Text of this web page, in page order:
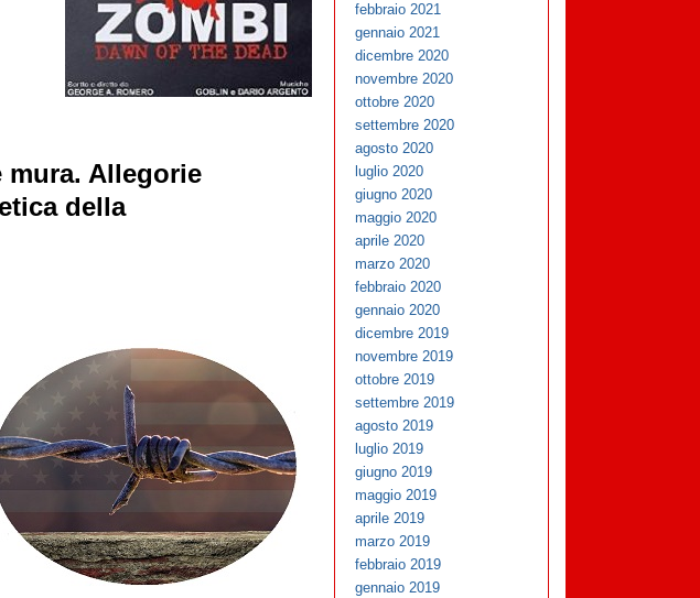
mura. Allegorie
della
febbraio 2021
gennaio 2021
dicembre 2020
novembre 2020
ottobre 2020
settembre 2020
agosto 2020
luglio 2020
giugno 2020
maggio 2020
aprile 2020
marzo 2020
febbraio 2020
gennaio 2020
dicembre 2019
novembre 2019
ottobre 2019
settembre 2019
agosto 2019
luglio 2019
giugno 2019
maggio 2019
aprile 2019
marzo 2019
febbraio 2019
gennaio 2019